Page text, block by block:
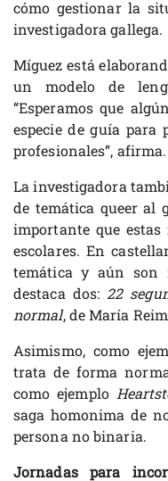
cómo gestionar la
investigadora gallega.
Míguez está
un modelo de
“Esperamos que
especie de guía para
profesionales”, afirma.
La investigadora
de temática queer al
importante que
escolares. En
temática y aún son
destaca dos: 22
normal, de María
Asimismo, como
trata de forma
como ejemplo
saga homonima de
persona no binaria.
Jornadas para